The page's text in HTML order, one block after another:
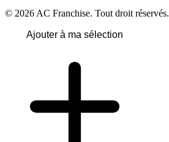
© 2026 AC Franchise. Tout droit réservés.
Ajouter à ma sélection